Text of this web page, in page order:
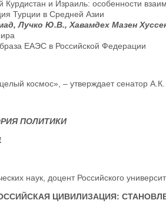
Курдистан и Израиль: особенности
Турции в Средней Азии
Лучко Ю.В., Хавамдех Мазен
ЕАЭС в Российской Федерации
космос», – утверждает сенатор
ПОЛИТИКИ
наук, доцент Российского
ЦИВИЛИЗАЦИЯ: